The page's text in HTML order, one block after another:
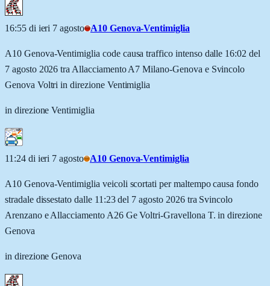
16:55 di ieri 7 agosto A10 Genova-Ventimiglia
A10 Genova-Ventimiglia code causa traffico intenso dalle 16:02 del
7 agosto 2026 tra Allacciamento A7 Milano-Genova e Svincolo
Genova Voltri in direzione Ventimiglia
in direzione Ventimiglia
11:24 di ieri 7 agosto A10 Genova-Ventimiglia
A10 Genova-Ventimiglia veicoli scortati per maltempo causa fondo
stradale dissestato dalle 11:23 del 7 agosto 2026 tra Svincolo
Arenzano e Allacciamento A26 Ge Voltri-Gravellona T. in direzione
Genova
in direzione Genova